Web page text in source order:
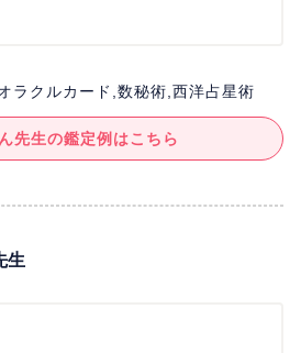
ラクルカード,数秘術,西洋占星術
先生の鑑定例はこちら
生